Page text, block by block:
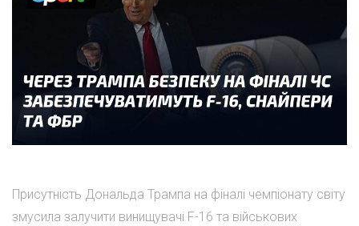
Присутність Дональда Трампа на фіналі чемпіонату світу
змусила залучити винищувачі F-16 та військових